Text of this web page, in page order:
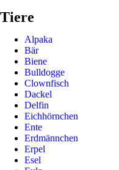
Tiere
Alpaka
Bär
Biene
Bulldogge
Clownfisch
Dackel
Delfin
Eichhörnchen
Ente
Erdmännchen
Erpel
Esel